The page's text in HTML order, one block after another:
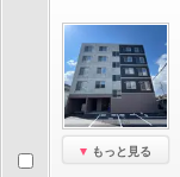
もっと見る